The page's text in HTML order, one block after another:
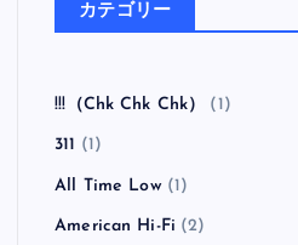
カテゴリー
!!!（Chk Chk Chk） (1)
311 (1)
All Time Low(1)
American Hi-Fi (2)